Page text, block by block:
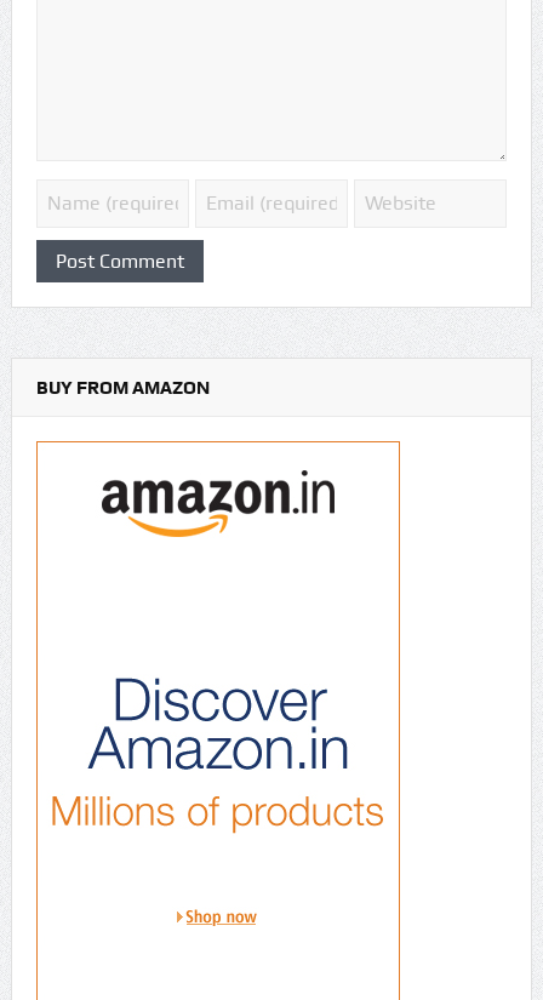
BUY FROM AMAZON